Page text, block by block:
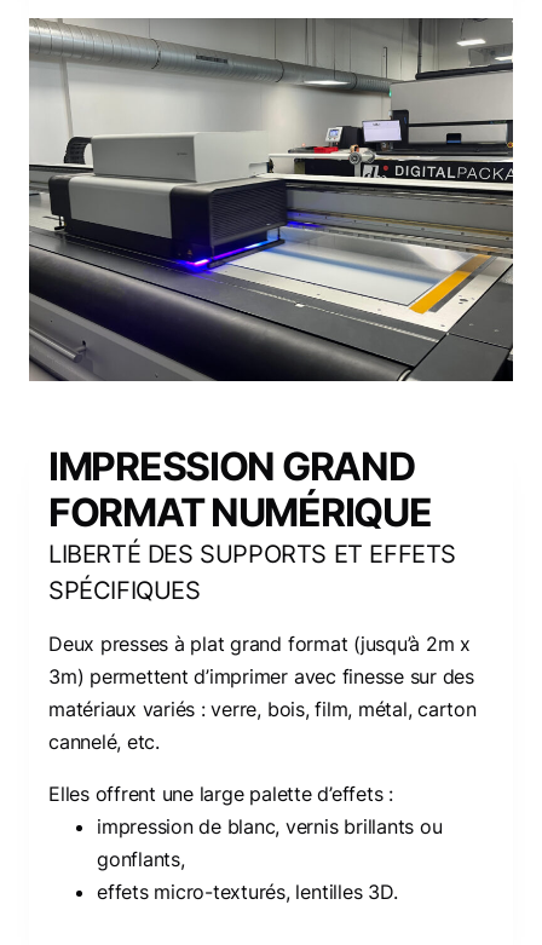
IMPRESSION GRAND
FORMAT NUMÉRIQUE
LIBERTÉ DES SUPPORTS ET EFFETS
SPÉCIFIQUES
Deux presses à plat grand format (jusqu’à 2m x
3m) permettent d’imprimer avec finesse sur des
matériaux variés : verre, bois, film, métal, carton
cannelé, etc.
Elles offrent une large palette d’effets :
impression de blanc, vernis brillants ou
gonflants,
effets micro-texturés, lentilles 3D.